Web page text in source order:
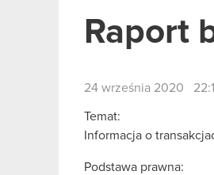
Raport
24 września 2020
Temat:
Informacja o
Podstawa prawna: